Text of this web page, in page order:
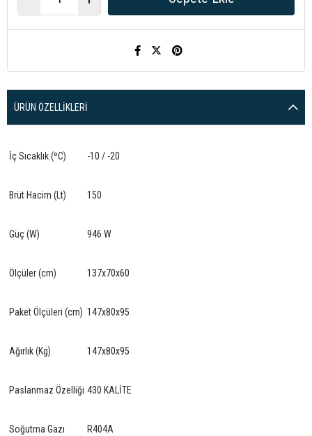
ÜRÜN ÖZELLIKLERI
İç Sıcaklık (ºC) -10 / -20
Brüt Hacim (Lt) 150
Güç (W) 946 W
Ölçüler (cm) 137x70x60
Paket Ölçüleri (cm) 147x80x95
Ağırlık (Kg) 147x80x95
Paslanmaz Özelliği 430 KALİTE
Soğutma Gazı R404A